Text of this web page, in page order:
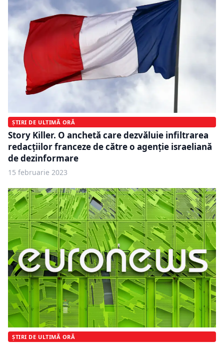
ȘTIRI DE ULTIMĂ ORĂ
Story Killer. O anchetă care dezvăluie infiltrarea
redacțiilor franceze de către o agenție israeliană
de dezinformare
15 februarie 2023
ȘTIRI DE ULTIMĂ ORĂ